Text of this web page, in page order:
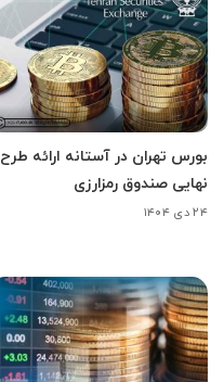
بورس تهران در آستانه ارائه طرح
نهایی صندوق رمزارزی
۲۴ دی ۱۴۰۴